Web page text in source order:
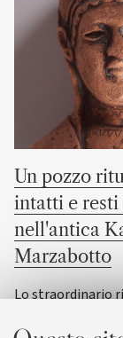
Un pozzo
intatti e resti
nell'antica
Marzabotto
Lo straordinario